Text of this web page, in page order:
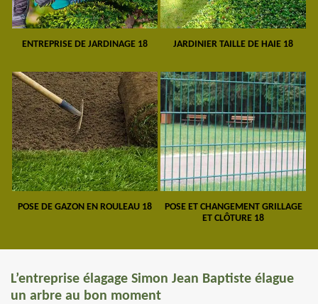
ENTREPRISE DE JARDINAGE 18 JARDINIER TAILLE DE HAIE 18
POSE DE GAZON EN ROULEAU 18
POSE ET CHANGEMENT GRILLAGE
ET CLÔTURE 18
L’entreprise élagage Simon Jean Baptiste élague
un arbre au bon moment